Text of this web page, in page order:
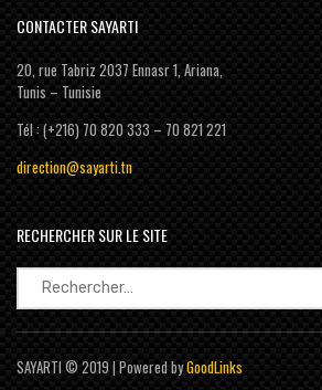
CONTACTER SAYARTI
20, rue Tabriz 2037 Ennasr 1, Ariana,
Tunis – Tunisie
Tél : (+216) 70 820 333 – 70 821 221
direction@sayarti.tn
RECHERCHER SUR LE SITE
Rechercher :
SAYARTI © 2019 | Powered byGoodLinks